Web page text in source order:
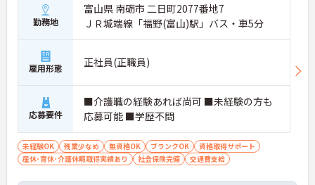
勤務地
富山県 南砺市 二日町2077番地7
ＪＲ城端線「福野(富山)駅」バス・車5分
雇用形態 正社員(正職員)
応募要件
■介護職の経験あれば尚可 ■未経験の方も
応募可能 ■学歴不問
未経験OK 残業少なめ 無資格OK ブランクOK
資格取得サポート
産休･育休･介護休暇取得実績あり
社会保険完備 交通費支給